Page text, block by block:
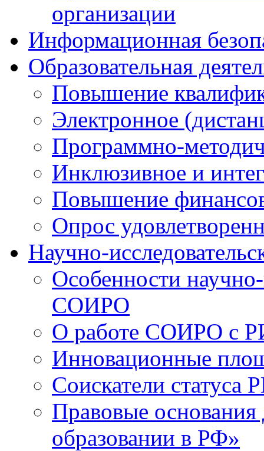
организации
Информационная
Образовательная
Повышение
Электронное
Программно-
Инклюзивное и
Повышение
Опрос
Научно-
Особенности
СОИРО
О работе СОИРО с
Инновационные
Соискатели статуса
Правовые
образовании в РФ»